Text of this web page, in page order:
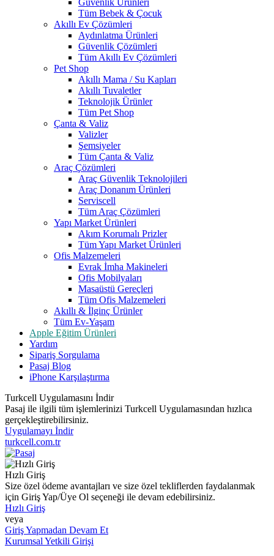
Güvenlik Ürünleri
Tüm Bebek & Çocuk
Akıllı Ev Çözümleri
Aydınlatma Ürünleri
Güvenlik Çözümleri
Tüm Akıllı Ev Çözümleri
Pet Shop
Akıllı Mama / Su Kapları
Akıllı Tuvaletler
Teknolojik Ürünler
Tüm Pet Shop
Çanta & Valiz
Valizler
Şemsiyeler
Tüm Çanta & Valiz
Araç Çözümleri
Araç Güvenlik Teknolojileri
Araç Donanım Ürünleri
Serviscell
Tüm Araç Çözümleri
Yapı Market Ürünleri
Akım Korumalı Prizler
Tüm Yapı Market Ürünleri
Ofis Malzemeleri
Evrak İmha Makineleri
Ofis Mobilyaları
Masaüstü Gereçleri
Tüm Ofis Malzemeleri
Akıllı & İlginç Ürünler
Tüm Ev-Yaşam
Apple Eğitim Ürünleri
Yardım
Sipariş Sorgulama
Pasaj Blog
iPhone Karşılaştırma
Turkcell Uygulamasını İndir
Pasaj ile ilgili tüm işlemlerinizi Turkcell Uygulamasından hızlıca
gerçekleştirebilirsiniz.
Uygulamayı İndir
turkcell.com.tr
Hızlı Giriş
Size özel ödeme avantajları ve size özel tekliflerden faydalanmak
için Giriş Yap/Üye Ol seçeneği ile devam edebilirsiniz.
Hızlı Giriş
veya
Giriş Yapmadan Devam Et
Kurumsal Yetkili Girişi